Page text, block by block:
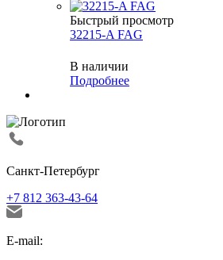
Быстрый просмотр
32215-A FAG
В наличии
Подробнее
Санкт-Петербург
+7 812 363-43-64
E-mail: